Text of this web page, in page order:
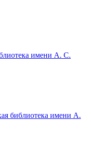
имени А. С.
библиотека имени А.